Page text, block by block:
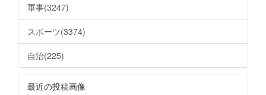
軍事(3247)
スポーツ(3374)
自治(225)
最近の投稿画像